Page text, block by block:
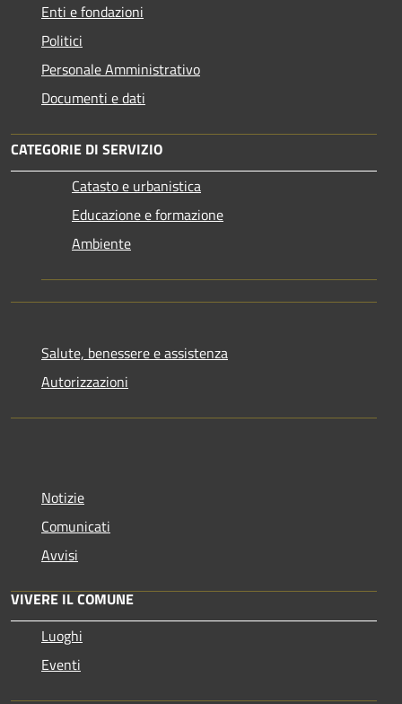
Enti e fondazioni
Politici
Personale Amministrativo
Documenti e dati
CATEGORIE DI SERVIZIO
Catasto e urbanistica
Educazione e formazione
Ambiente
Salute, benessere e assistenza
Autorizzazioni
Notizie
Comunicati
Avvisi
VIVERE IL COMUNE
Luoghi
Eventi